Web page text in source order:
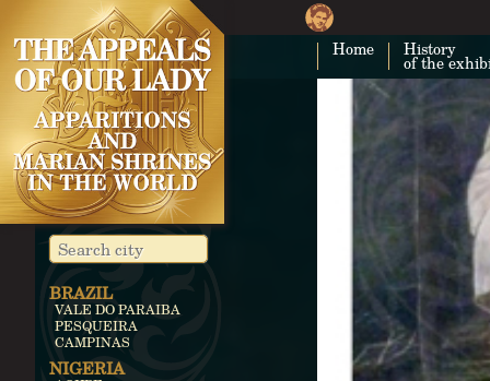
Home History
of the
BRAZIL
VALE DO PARAIBA
PESQUEIRA
CAMPINAS
NIGERIA